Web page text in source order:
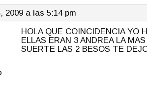
2009 a las 5:14 pm
HOLA QUE COINCIDENCIA YO
ELLAS ERAN 3 ANDREA LA
SUERTE LAS 2 BESOS TE